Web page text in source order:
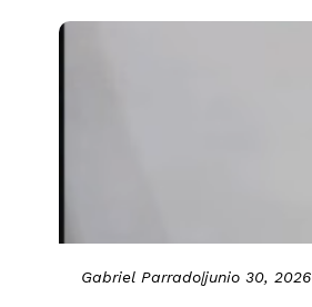
Gabriel Parrado|junio 30, 2026